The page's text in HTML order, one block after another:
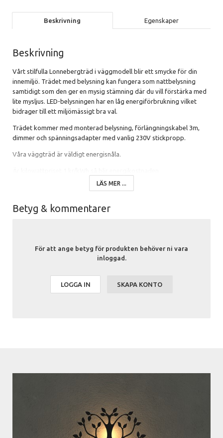
Beskrivning Egenskaper
Beskrivning
Vårt stilfulla Lonnebergträd i väggmodell blir ett smycke för din
innemiljö. Trädet med belysning kan fungera som nattbelysning
samtidigt som den ger en mysig stämning där du vill förstärka med
lite mysljus. LED-belysningen har en låg energiförbrukning vilket
bidrager till ett miljömässigt bra val.
Trädet kommer med monterad belysning, förlängningskabel 3m,
dimmer och spänningsadapter med vanlig 230V stickpropp.
Våra väggträd är väldigt energisnåla.
enligt följande om träden är tända dygnet om:
Väggträd 50 cm (2 watt) = 1,44 kr/månad
Väggträd 220 cm (18 watt) = 12,96 kr/månad
fortfarande en låg kostnad för en stämningsfull belysning.
LÄS MER ...
Betyg & kommentarer
För att ange betyg för produkten behöver ni vara
inloggad.
LOGGA IN SKAPA KONTO